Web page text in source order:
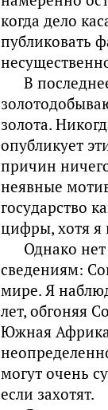
когда дело
публиковать
В
золота.
опубликует
причин
неявные
государство
цифры, хотя я
Однако
сведениям:
мире. Я
лет, обгоняя
Южная
могут очень
если захотят.